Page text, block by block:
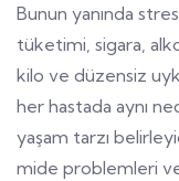
Bunun yanında
tüketimi, sigara,
kilo ve düzensiz
her hastada aynı
yaşam tarzı
mide problemleri